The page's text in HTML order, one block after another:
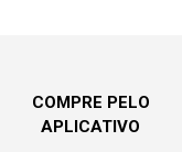
COMPRE PELO
APLICATIVO